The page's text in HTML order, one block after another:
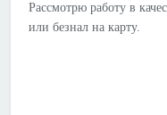
Рассмотрю работу в
или безнал на карту.